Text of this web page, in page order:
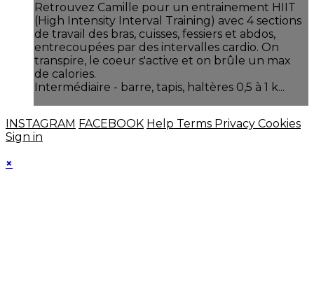
Retrouvez Camille pour un entrainement HIIT
(High Intensity Interval Training) avec 4 sections
de travail des bras, cuisses, fessiers et abdos,
entrecoupées par des intervalles cardio. On
transpire, le coeur s'active et on brûle un max
de calories.
Intermédiaire - barre, tapis, haltères 0,5 à 1 k...
INSTAGRAM FACEBOOK Help Terms Privacy Cookies
Sign in
×